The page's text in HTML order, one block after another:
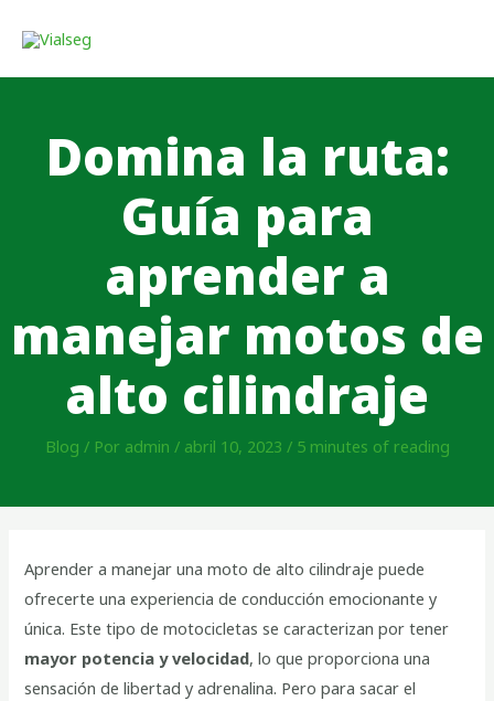
Domina la ruta:
Guía para
aprender a
manejar motos de
alto cilindraje
Blog / Por admin / abril 10, 2023 / 5 minutes of reading
Aprender a manejar una moto de alto cilindraje puede
ofrecerte una experiencia de conducción emocionante y
única. Este tipo de motocicletas se caracterizan por tener
mayor potencia y velocidad, lo que proporciona una
sensación de libertad y adrenalina. Pero para sacar el